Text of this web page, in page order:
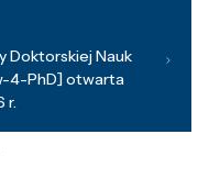
Doktorskiej Nauk
4-PhD] otwarta
r.